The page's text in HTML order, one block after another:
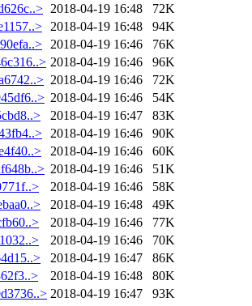
2018-04-19 16:48
72K
2018-04-19 16:48
94K
2018-04-19 16:46
76K
2018-04-19 16:46
96K
2018-04-19 16:46
72K
2018-04-19 16:46
54K
2018-04-19 16:47
83K
2018-04-19 16:46
90K
2018-04-19 16:46
60K
2018-04-19 16:46
51K
2018-04-19 16:46
58K
2018-04-19 16:48
49K
2018-04-19 16:46
77K
2018-04-19 16:46
70K
2018-04-19 16:47
86K
2018-04-19 16:48
80K
2018-04-19 16:47
93K